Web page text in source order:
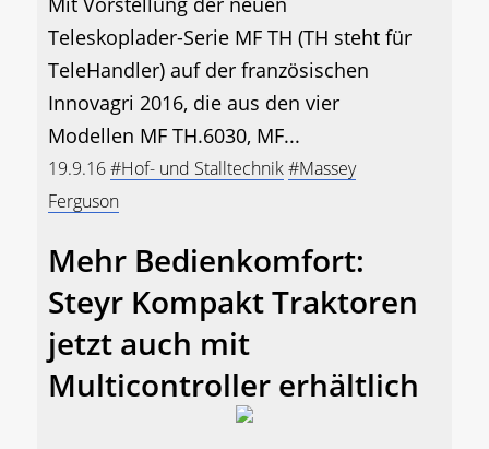
Teleskoplader-Serie MF TH (TH steht für
TeleHandler) auf der französischen
Innovagri 2016, die aus den vier
Modellen MF TH.6030, MF...
19.9.16#Hof- und Stalltechnik#Massey
Ferguson
Mehr Bedienkomfort:
Steyr Kompakt Traktoren
jetzt auch mit
Multicontroller erhältlich